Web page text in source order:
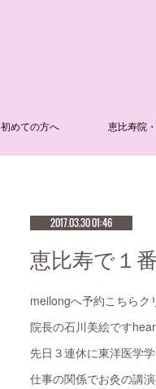
初めての方へ 恵比寿院
2017.03.30 01:46
恵比寿で１
meilongへ予約こちらク
院長の石川美絵です
先日３連休に東洋医学
仕事の関係でお灸の講